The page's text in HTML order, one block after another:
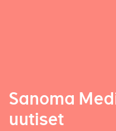
Sanoma
uutiset